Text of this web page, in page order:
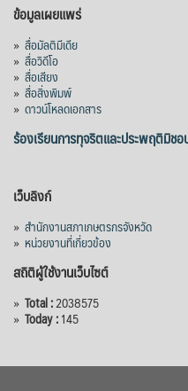
อนุมัติโครงการอ่างเก็บน้ำคลอ
จังหวัดจันทบุรี กรอบวงเงิน
กำหนดระยะเวลาดำเนินงาน 7
2576) โดยโครงการมีความจุ
ลูกบาศก์เมตร สามารถสนับสนุ
ชลประทานกว่า 87,700 ไร่ เพิ่ม
View on Facebook
ข้อมูลเผยแพร่
» สื่อมัลติมีเดีย
» สื่อวิดีโอ
» สื่อเสียง
» สื่อสิ่งพิมพ์
» ดาวน์โหลดเอกสาร
ร้องเรียนการทุจริตและประพฤติมิช
เว็บลิงก์
» สำนักงานสภาเกษตรกรจังหวัด
» หน่วยงานที่เกี่ยวข้อง
สถิติผู้ใช้งานเว็บไซต์
» Total :2038575
» Today :145